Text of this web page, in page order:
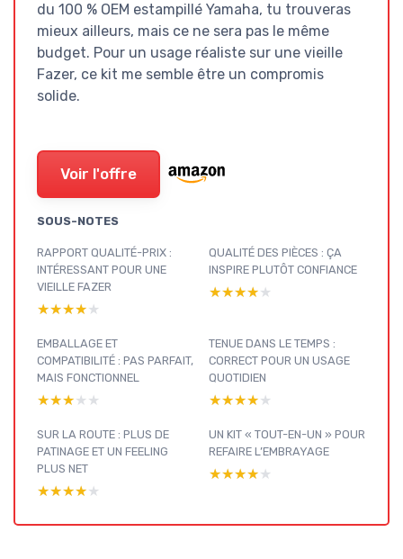
du 100 % OEM estampillé Yamaha, tu trouveras
mieux ailleurs, mais ce ne sera pas le même
budget. Pour un usage réaliste sur une vieille
Fazer, ce kit me semble être un compromis
solide.
Voir l'offre
SOUS-NOTES
RAPPORT QUALITÉ-PRIX :
INTÉRESSANT POUR UNE
VIEILLE FAZER
★★★★★
★★★★★
QUALITÉ DES PIÈCES : ÇA
INSPIRE PLUTÔT CONFIANCE
★★★★★
★★★★★
EMBALLAGE ET
COMPATIBILITÉ : PAS PARFAIT,
MAIS FONCTIONNEL
★★★★★
★★★★★
TENUE DANS LE TEMPS :
CORRECT POUR UN USAGE
QUOTIDIEN
★★★★★
★★★★★
SUR LA ROUTE : PLUS DE
PATINAGE ET UN FEELING
PLUS NET
★★★★★
★★★★★
UN KIT « TOUT-EN-UN » POUR
REFAIRE L’EMBRAYAGE
★★★★★
★★★★★